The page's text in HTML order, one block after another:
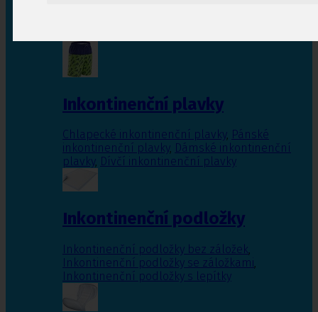
Inkontinenční plavky
Chlapecké inkontinenční plavky, Pánské
inkontinenční plavky, Dámské inkontinenční
plavky, Dívčí inkontinenční plavky
Inkontinenční podložky
Inkontinenční podložky bez záložek,
Inkontinenční podložky se záložkami,
Inkontinenční podložky s lepítky